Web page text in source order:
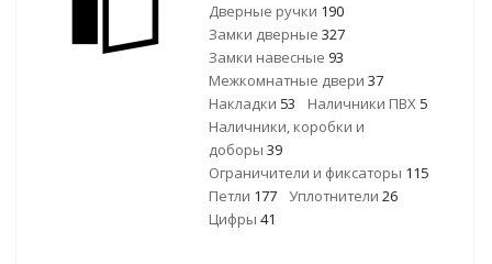
Дверные ручки 190
Замки дверные 327
Замки навесные 93
Межкомнатные двери 37
Накладки 53 Наличники ПВХ 5
Наличники, коробки и
доборы 39
Ограничители и фиксаторы 115
Петли 177 Уплотнители 26
Цифры 41